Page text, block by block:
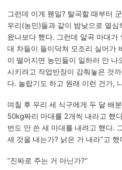
그런데 이게 웬일? 탈곡할 때부터
우리(농민)들과 같이 밤낮으로 열
왔나보다 했다. 그런데 알곡 마대가
대 차들이 들이닥쳐 모조리 실어가
이 떨어지면 농민들이 일하러 안 나
시키려고 작업반장이 감춰놓은 것
다. 놀랍기도 하고 원래 이런 건가,
며칠 후 우리 세 식구에게 두 달 배
50kg짜리 마대를 2개씩 내라고 했
번도 안 쓴 새 마대를 내려고 했다.
새 것을 내는가? 낡은 거 내라”고 했
“진짜로 주는 거 아닌가?”